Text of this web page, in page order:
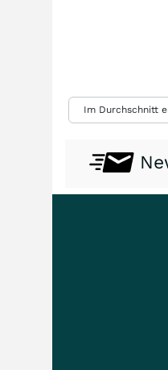
Im Durchschnitt